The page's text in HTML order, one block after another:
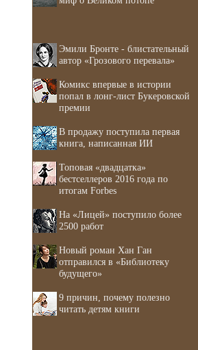
Эмили Бронте - блистательный
автор «Грозового перевала»
Комикс впервые в истории
попал в лонг-лист Букеровской
премии
В продажу поступила первая
книга, написанная ИИ
Топовая «двадцатка»
бестселлеров 2016 года по
итогам Forbes
На «Лицей» поступило более
2500 работ
Новый роман Хан Ган
отправился в «Библиотеку
будущего»
9 причин, почему полезно
читать детям книги